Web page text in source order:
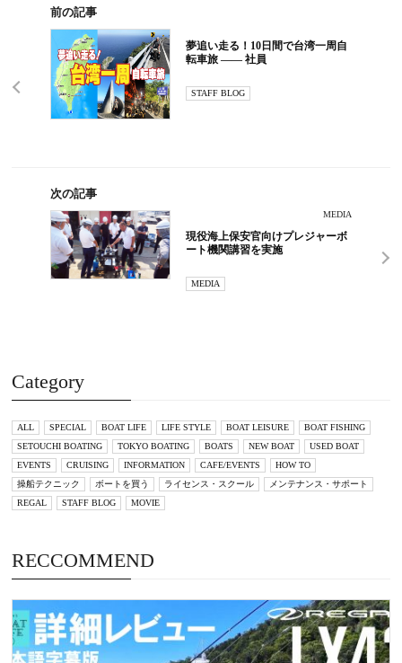
前の記事
夢追い走る！10日間で台湾一周自
転車旅 ―― 社員
STAFF BLOG
次の記事
MEDIA
現役海上保安官向けプレジャーボ
ート機関講習を実施
MEDIA
Category
ALL SPECIAL BOAT LIFE LIFE STYLE BOAT LEISURE
BOAT FISHING
SETOUCHI BOATING
TOKYO BOATING BOATS NEW BOAT
USED BOAT
EVENTS
CRUISING INFORMATION CAFE/EVENTS
HOW TO
操船テクニック
ボートを買う ライセンス・スクール
メンテナンス・サポート
REGAL
STAFF BLOG MOVIE
RECCOMMEND